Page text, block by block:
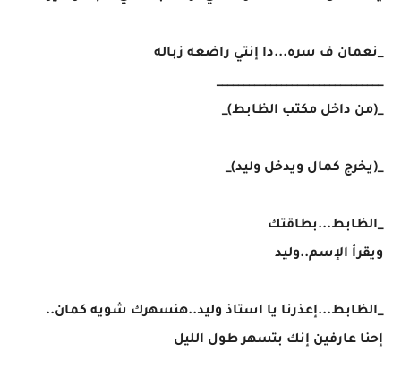
_نعمان ف سره...دا إنتي راضعه زباله
_______________________________
_(من داخل مكتب الظابط)_
_(يخرج كمال ويدخل وليد)_
_الظابط...بطاقتك
ويقرأ الإسم..وليد
_الظابط...إعذرنا يا استاذ وليد..هنسهرك شويه كمان..
إحنا عارفين إنك بتسهر طول الليل